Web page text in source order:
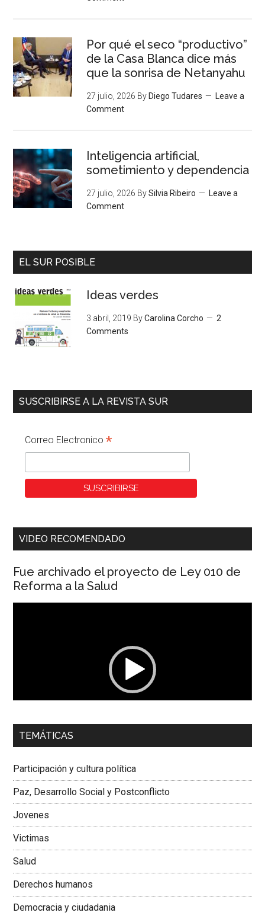
Por qué el seco “productivo”
de la Casa Blanca dice más
que la sonrisa de Netanyahu
27 julio, 2026 By Diego Tudares
Leave a
Comment
Inteligencia artificial,
sometimiento y dependencia
27 julio, 2026 BySilvia Ribeiro
Leave a
Comment
EL SUR POSIBLE
Ideas verdes
3 abril, 2019 ByCarolina Corcho
2
Comments
SUSCRIBIRSE A LA REVISTA SUR
Correo Electronico*
VIDEO RECOMENDADO
Fue archivado el proyecto de Ley 010 de
Reforma a la Salud
00:00 01:04
Dra. Carolina Corcho Mejía,Presidenta Corporación
Colombiana
TEMÁTICAS
Participación y cultura política
Paz, Desarrollo Social y Postconflicto
Jovenes
Victimas
Salud
Derechos humanos
Democracia y ciudadania